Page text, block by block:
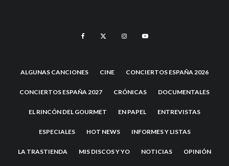
ALGUNAS CANCIONES CINE CONCIERTOS ESPAÑA 2026
CONCIERTOS ESPAÑA 2027 CRÓNICAS DOCUMENTALES
EL RINCÓN DEL GOURMET EN PAPEL ENTREVISTAS
ESPECIALES HOT NEWS INFORMES Y LISTAS
LA TRASTIENDA MIS DISCOS Y YO NOTICIAS OPINIÓN